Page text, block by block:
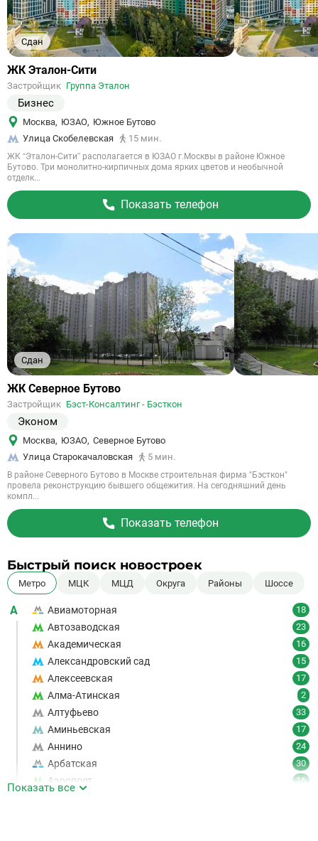
Сдан
Ссылка
объект
ЖК Эталон-Сити
Застройщик Группа Эталон
Бизнес
Москва, ЮЗАО, Южное Бутово
Улица Скобелевская
15 мин.
ЖК “Эталон-Сити” располагается в ЮЗАО г.Москвы в районе Южное
Бутово. Три монолитно-кирпичных дома ярких цветов и необычной
отделк...
Показать телефон
Сдан
Ссылка
объект
ЖК Северное Бутово
Застройщик Бэст-Консалтинг - Бэсткон
Эконом
Москва, ЮЗАО, Северное Бутово
Улица Старокачаловская
5 мин.
В районе Северного Бутово в Москве строительная фирма "Бэсткон"
провела реконструкцию бывшего общежития. На сегодняшний день
компл...
Показать телефон
Быстрый поиск новостроек
Метро МЦК МЦД Округа Районы Шоссе
А Авиамоторная 18
Автозаводская 23
Академическая 16
Александровский сад 15
Алексеевская 17
Алма-Атинская 2
Алтуфьево 33
Аминьевская 17
Аннино 24
Арбатская 30
Аэропорт 16
Показать все